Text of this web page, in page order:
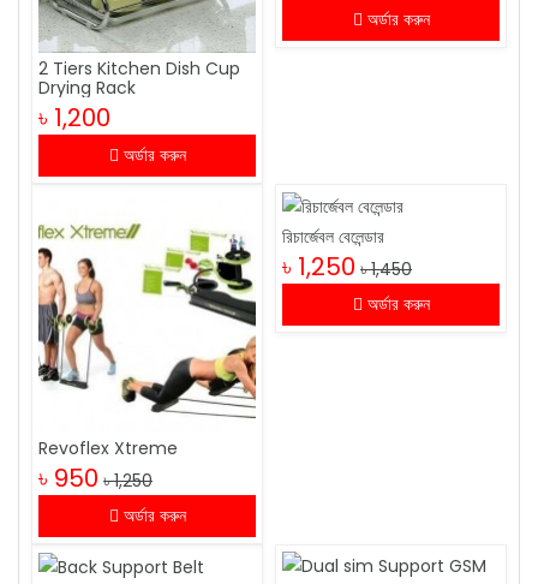
2 Tiers Kitchen Dish Cup
Drying Rack
৳ 1,200
অর্ডার করুন
অর্ডার করুন
Revoflex Xtreme
৳ 950 ৳ 1,250
অর্ডার করুন
রিচার্জেবল বেলেন্ডার
৳ 1,250 ৳ 1,450
অর্ডার করুন